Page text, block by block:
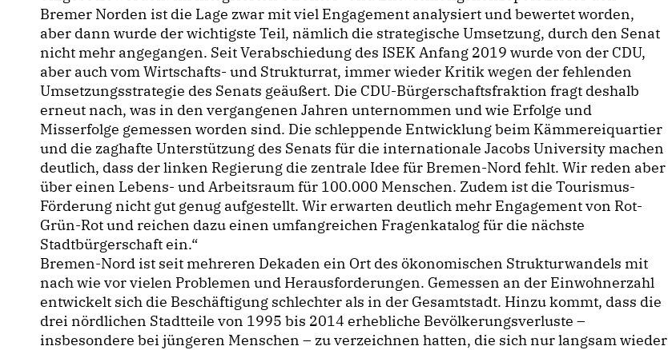
Bremer Norden ist die Lage zwar mit viel Engagement analysiert und bewertet worden,
aber dann wurde der wichtigste Teil, nämlich die strategische Umsetzung, durch den Senat
nicht mehr angegangen. Seit Verabschiedung des ISEK Anfang 2019 wurde von der CDU,
aber auch vom Wirtschafts- und Strukturrat, immer wieder Kritik wegen der fehlenden
Umsetzungsstrategie des Senats geäußert. Die CDU-Bürgerschaftsfraktion fragt deshalb
erneut nach, was in den vergangenen Jahren unternommen und wie Erfolge und
Misserfolge gemessen worden sind. Die schleppende Entwicklung beim Kämmereiquartier
und die zaghafte Unterstützung des Senats für die internationale Jacobs University machen
deutlich, dass der linken Regierung die zentrale Idee für Bremen-Nord fehlt. Wir reden aber
über einen Lebens- und Arbeitsraum für 100.000 Menschen. Zudem ist die Tourismus-
Förderung nicht gut genug aufgestellt. Wir erwarten deutlich mehr Engagement von Rot-
Grün-Rot und reichen dazu einen umfangreichen Fragenkatalog für die nächste
Stadtbürgerschaft ein.“
Bremen-Nord ist seit mehreren Dekaden ein Ort des ökonomischen Strukturwandels mit
nach wie vor vielen Problemen und Herausforderungen. Gemessen an der Einwohnerzahl
entwickelt sich die Beschäftigung schlechter als in der Gesamtstadt. Hinzu kommt, dass die
drei nördlichen Stadtteile von 1995 bis 2014 erhebliche Bevölkerungsverluste –
insbesondere bei jüngeren Menschen – zu verzeichnen hatten, die sich nur langsam wieder